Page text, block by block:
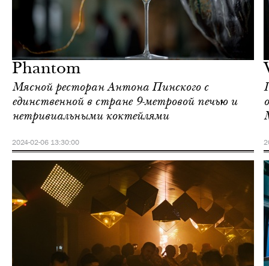
Phantom
Мясной ресторан Антона Пинского с
единственной в стране 9-метровой печью и
нетривиальными коктейлями
2024-02-06 13:30:00